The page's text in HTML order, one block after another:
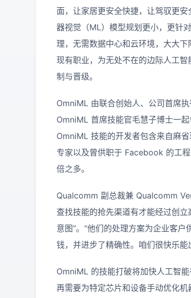
面，让家居更安全快捷，让驾驭更
器视觉（ML）模型规划更小，更针
理，无需数据中心和云环境，大大
现有职业，为无处不在的边际人工
制与晋级。
OmniML 由联合创始人、公司首席
OmniML 首席技能官毛慧子博士一
OmniML 技能的开发者包含来自麻
专家以及曾供职于 Facebook 的工
倍之多。
Qualcomm 副总裁兼 Qualcomm
查找技能的抢先渠道有才能经过创
意图”。“他们的处理方案为企业客
钱，并进步了精确性。咱们很快乐
OmniML 的技能打破将加快人工智
再需要为特定芯片和设备手动优化机